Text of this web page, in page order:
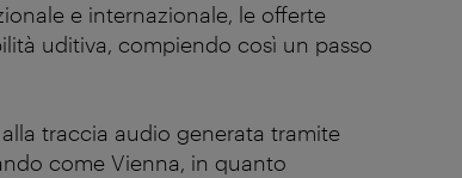
e internazionale, le offerte
uditiva, compiendo così un passo
traccia audio generata tramite
come Vienna, in quanto